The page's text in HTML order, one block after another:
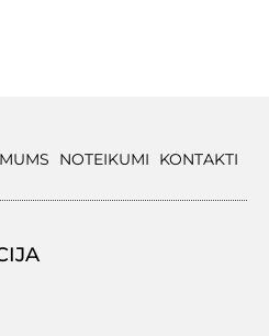
NOTEIKUMI KONTAKTI